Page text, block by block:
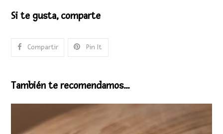
Si te gusta, comparte
Compartir Pin It
También te recomendamos…